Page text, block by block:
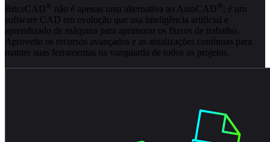
BricsCAD ® não é apenas uma alternativa ao AutoCAD ® ; é um
software CAD em evolução que usa inteligência artificial e
aprendizado de máquina para aprimorar os fluxos de trabalho.
Aproveite os recursos avançados e as atualizações contínuas para
manter suas ferramentas na vanguarda de todos os projetos.